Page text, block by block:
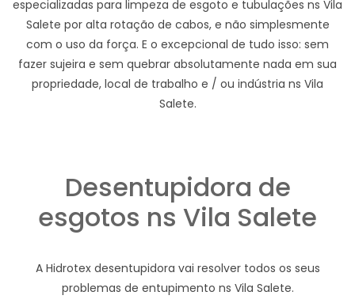
especializadas para limpeza de esgoto e tubulações ns Vila
Salete por alta rotação de cabos, e não simplesmente
com o uso da força. E o excepcional de tudo isso: sem
fazer sujeira e sem quebrar absolutamente nada em sua
propriedade, local de trabalho e / ou indústria ns Vila
Salete.
Desentupidora de
esgotos ns Vila Salete
A Hidrotex desentupidora vai resolver todos os seus
problemas de entupimento ns Vila Salete.